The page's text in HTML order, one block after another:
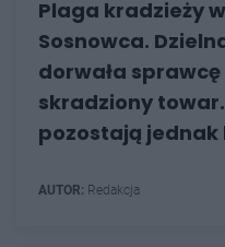
Plaga kradzieży
Sosnowca.
dorwała
skradziony towar.
pozostają jednak
AUTOR: Redakcja